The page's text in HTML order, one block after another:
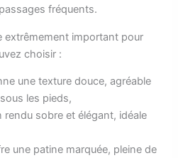
fréquents.
extrêmement important pour
choisir :
une texture douce, agréable
les pieds,
sobre et élégant, idéale
une patine marquée, pleine de